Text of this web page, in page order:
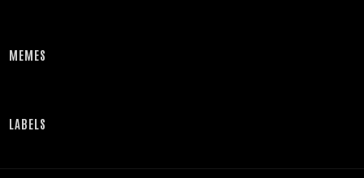
MEMES
LABELS